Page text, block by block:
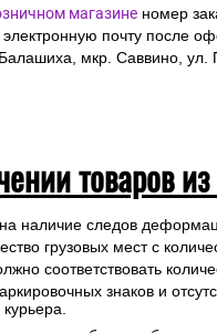
магазине номер
почту после
мкр. Саввино,
товаров
наличие следов
грузовых мест с
соответствовать
знаков и